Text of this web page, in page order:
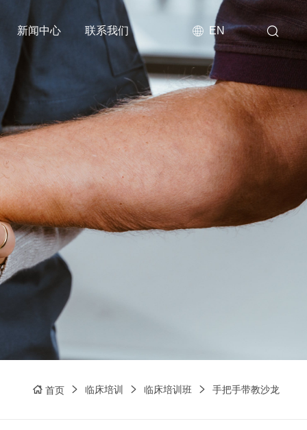
新闻中心 联系我们 EN
首页 临床培训 临床培训班 手把手带教沙龙